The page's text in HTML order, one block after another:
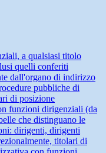
a qualsiasi titolo
quelli conferiti
dall'organo di indirizzo
pubbliche di
di posizione
funzioni dirigenziali (da
che distinguano le
dirigenti, dirigenti
titolari di